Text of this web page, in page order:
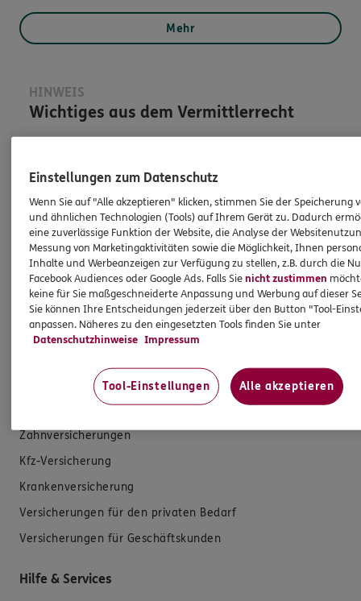
Mehr
HINWEIS
Wichtiges aus dem Vermittlerrecht
Person zu geben. Sowohl Ihr Schutz als Verbraucher
sowie auch gesetzliche Regelungen halten mich
dazu an. Ich biete Beratung an, für die
Versicherungsvermittlung erhalte ich Provision,
ferner sonstige Zuwendungen.
Mehr Informationen
Zahnversicherungen
Kfz-Versicherung
Krankenversicherung
Versicherungen für den privaten Bedarf
Versicherungen für Geschäftskunden
Hilfe & Services
Einstellungen zum Datenschutz
Wenn Sie auf "Alle akzeptieren" klicken, stimmen Sie der Speicherung
und ähnlichen Technologien (Tools) auf Ihrem Gerät zu. Dadurch
eine zuverlässige Funktion der Website, die Analyse der
Messung von Marketingaktivitäten sowie die Möglichkeit, Ihnen
Inhalte und Werbeanzeigen zur Verfügung zu stellen, z.B. durch die
Facebook Audiences oder Google Ads. Falls Sienicht zustimmen
keine für Sie maßgeschneiderte Anpassung und Werbung auf dieser
Sie können Ihre Entscheidungen jederzeit über den Button "Tool-
anpassen. Näheres zu den eingesetzten Tools finden Sie unter
Datenschutzhinweise Impressum
Tool-Einstellungen Alle akzeptieren